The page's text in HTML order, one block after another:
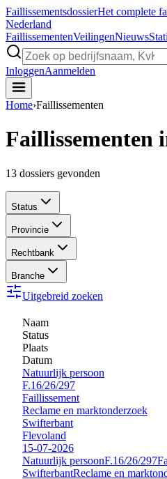
FaillissementsdossierHet complete
Nederland
FaillissementenVeilingenNieuws
InloggenAanmelden
Home›Faillissementen
Faillissementen
13 dossiers gevonden
Status
Provincie
Rechtbank
Branche
Uitgebreid zoeken
Naam
Status
Plaats
Datum
Natuurlijk persoon
F.16/26/297
Faillissement
Reclame en marktonderzoek
Swifterbant
Flevoland
15-07-2026
Natuurlijk persoonF.16/26/297
SwifterbantReclame en